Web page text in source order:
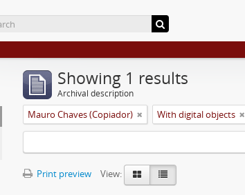
Showing 1 results
Archival description
Mauro Chaves (Copiador) With digital objects
Print preview
View: